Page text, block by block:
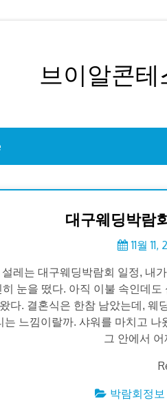
브이알콘
대구웨딩박람
11월 11,
레는 대구웨딩박람회 일정, 내
눈을 떴다. 아직 이불 속인데
다. 결혼식은 한참 남았는데, 웨
는 느낌이랄까. 샤워를 마치고
그 안에서
박람회정보